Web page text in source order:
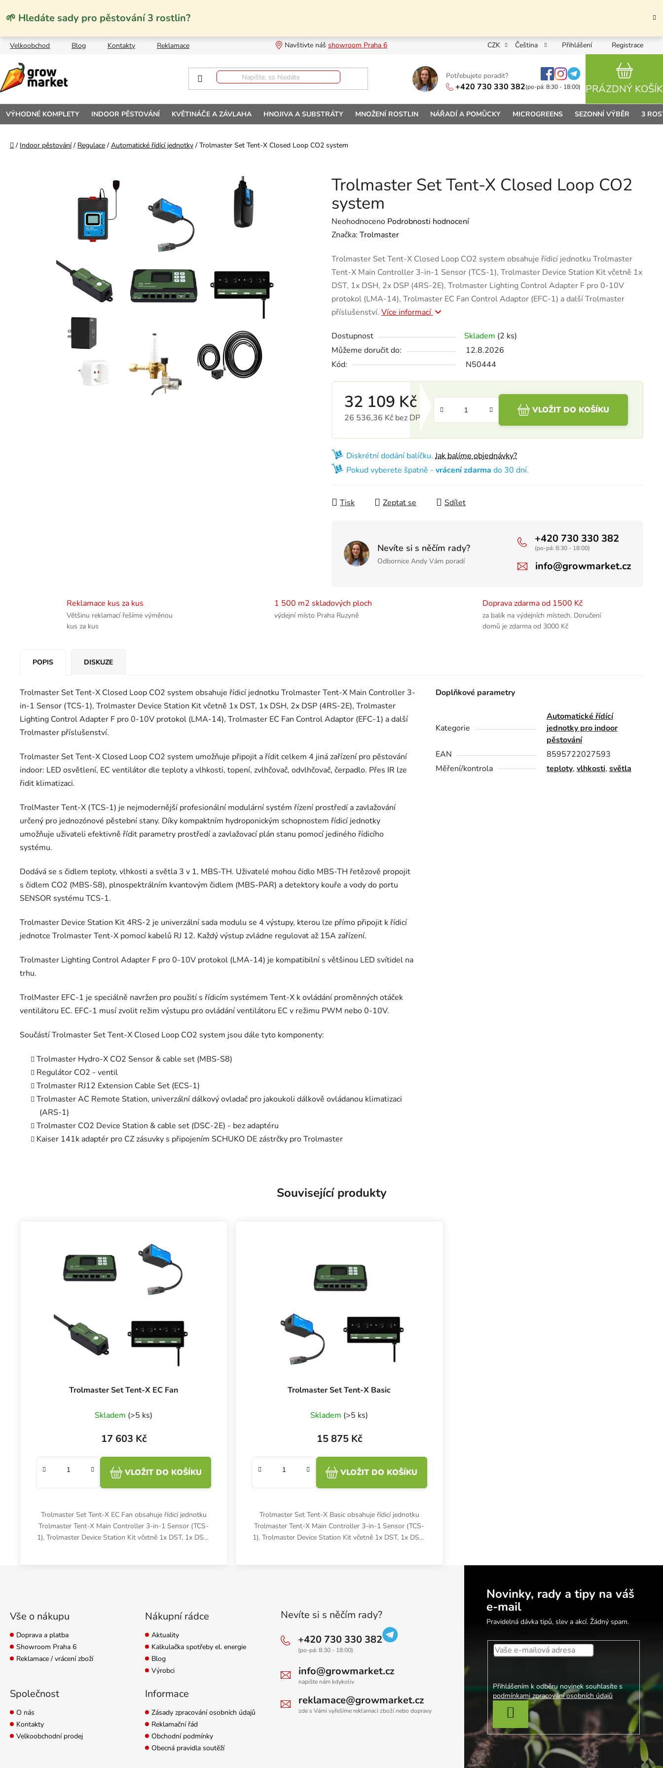
🌱 Hledáte sady pro pěstování 3 rostlin?
Velkoobchod Blog Kontakty Reklamace Navštivte náš showroom Praha 6 CZK Čeština Přihlášení Registrace
Potřebujete poradit?
+420 730 330 382(po-pá: 8:30 - 18:00) PRÁZDNÝ KOŠÍK
VÝHODNÉ KOMPLETY INDOOR PĚSTOVÁNÍ KVĚTINÁČE A ZÁVLAHA HNOJIVA A SUBSTRÁTY MNOŽENÍ ROSTLIN NÁŘADÍ A POMŮCKY MICROGREENS SEZONNÍ VÝBĚR 3
Domů
/ Indoor pěstování / Regulace / Automatické řídící jednotky / Trolmaster Set Tent-X Closed Loop CO2 system
Trolmaster Set Tent-X Closed Loop CO2
system
Průměrné hodnocení produktu je 0,0 z 5 hvězdiček.
Neohodnoceno Podrobnosti hodnocení
Značka: Trolmaster
Trolmaster Set Tent-X Closed Loop CO2 system obsahuje řídicí jednotku Trolmaster
Tent-X Main Controller 3-in-1 Sensor (TCS-1), Trolmaster Device Station Kit včetně 1x
DST, 1x DSH, 2x DSP (4RS-2E), Trolmaster Lighting Control Adapter F pro 0-10V
protokol (LMA-14), Trolmaster EC Fan Control Adaptor (EFC-1) a další Trolmaster
příslušenství. Více informací
Dostupnost Skladem (2 ks)
Můžeme doručit do:
12.8.2026
Kód:
N50444
32 109 Kč
26 536,36 Kč bez DPH
VLOŽIT DO KOŠÍKU
Diskrétní dodání balíčku.Jak balíme objednávky?
Pokud vyberete špatně - vrácení zdarma do 30 dní.
Tisk Zeptat se Sdílet
Nevíte si s něčím rady?
Odbornice Andy Vám poradí
+420 730 330 382
(po-pá: 8:30 - 18:00)
info@growmarket.cz
Reklamace kus za kus
Většinu reklamací řešíme výměnou
kus za kus
1 500 m2 skladových ploch
výdejní místo Praha Ruzyně
Doprava zdarma od 1500 Kč
za balík na výdejních místech. Doručení
domů je zdarma od 3000 Kč
POPIS DISKUZE
Trolmaster Set Tent-X Closed Loop CO2 system obsahuje řídicí jednotku Trolmaster Tent-X Main Controller 3-
in-1 Sensor (TCS-1), Trolmaster Device Station Kit včetně 1x DST, 1x DSH, 2x DSP (4RS-2E), Trolmaster
Lighting Control Adapter F pro 0-10V protokol (LMA-14), Trolmaster EC Fan Control Adaptor (EFC-1) a další
Trolmaster příslušenství.
Trolmaster Set Tent-X Closed Loop CO2 system umožňuje připojit a řídit celkem 4 jiná zařízení pro pěstování
indoor: LED osvětlení, EC ventilátor dle teploty a vlhkosti, topení, zvlhčovač, odvlhčovač, čerpadlo. Přes IR lze
řidit klimatizaci.
TrolMaster Tent-X (TCS-1) je nejmodernější profesionální modulární systém řízení prostředí a zavlažování
určený pro jednozónové pěstební stany. Díky kompaktním hydroponickým schopnostem řídicí jednotky
umožňuje uživateli efektivně řídit parametry prostředí a zavlažovací plán stanu pomocí jediného řídicího
systému.
Dodává se s čidlem teploty, vlhkosti a světla 3 v 1, MBS-TH. Uživatelé mohou čidlo MBS-TH řetězově propojit
s čidlem CO2 (MBS-S8), plnospektrálním kvantovým čidlem (MBS-PAR) a detektory kouře a vody do portu
SENSOR systému TCS-1.
Trolmaster Device Station Kit 4RS-2 je univerzální sada modulu se 4 výstupy, kterou lze přímo připojit k řídicí
jednotce Trolmaster Tent-X pomocí kabelů RJ 12. Každý výstup zvládne regulovat až 15A zařízení.
Trolmaster Lighting Control Adapter F pro 0-10V protokol (LMA-14) je kompatibilní s většinou LED svítidel na
trhu.
TrolMaster EFC-1 je speciálně navržen pro použití s řídicím systémem Tent-X k ovládání proměnných otáček
ventilátoru EC. EFC-1 musí zvolit režim výstupu pro ovládání ventilátoru EC v režimu PWM nebo 0-10V.
Součástí Trolmaster Set Tent-X Closed Loop CO2 system jsou dále tyto komponenty:
Trolmaster Hydro-X CO2 Sensor & cable set (MBS-S8)
Regulátor CO2 - ventil
Trolmaster RJ12 Extension Cable Set (ECS-1)
Trolmaster AC Remote Station, univerzální dálkový ovladač pro jakoukoli dálkově ovládanou klimatizaci
(ARS-1)
Trolmaster CO2 Device Station & cable set (DSC-2E) - bez adaptéru
Kaiser 141k adaptér pro CZ zásuvky s připojením SCHUKO DE zástrčky pro Trolmaster
Doplňkové parametry
Kategorie
Automatické řídící
jednotky pro indoor
pěstování
EAN
8595722027593
Měření/kontrola
teploty, vlhkosti, světla
Související produkty
Trolmaster Set Tent-X EC Fan
Skladem (>5 ks)
17 603 Kč
VLOŽIT DO KOŠÍKU
Trolmaster Set Tent-X EC Fan obsahuje řídicí jednotku
Trolmaster Tent-X Main Controller 3-in-1 Sensor (TCS-
1), Trolmaster Device Station Kit včetně 1x DST, 1x DSH,
Trolmaster Set Tent-X Basic
Skladem (>5 ks)
15 875 Kč
VLOŽIT DO KOŠÍKU
Trolmaster Set Tent-X Basic obsahuje řídicí jednotku
Trolmaster Tent-X Main Controller 3-in-1 Sensor (TCS-
1), Trolmaster Device Station Kit včetně 1x DST, 1x DSH,
Vše o nákupu
Doprava a platba
Showroom Praha 6
Reklamace / vrácení zboží
Nákupní rádce
Aktuality
Kalkulačka spotřeby el. energie
Blog
Výrobci
Společnost
O nás
Kontakty
Velkoobchodní prodej
Informace
Zásady zpracování osobních údajů
Reklamační řád
Obchodní podmínky
Obecná pravidla soutěží
Nevíte si s něčím rady?
+420 730 330 382
(po-pá: 8:30 - 18:00)
info@growmarket.cz
napište nám kdykoliv
reklamace@growmarket.cz
zde s Vámi vyřešíme reklamaci zboží nebo dopravy
Novinky, rady a tipy na váš
e-mail
Pravidelná dávka tipů, slev a akcí. Žádný spam.
Přihlášením k odběru novinek souhlasíte s
podmínkami zpracování osobních údajů
PŘIHLÁSIT SE